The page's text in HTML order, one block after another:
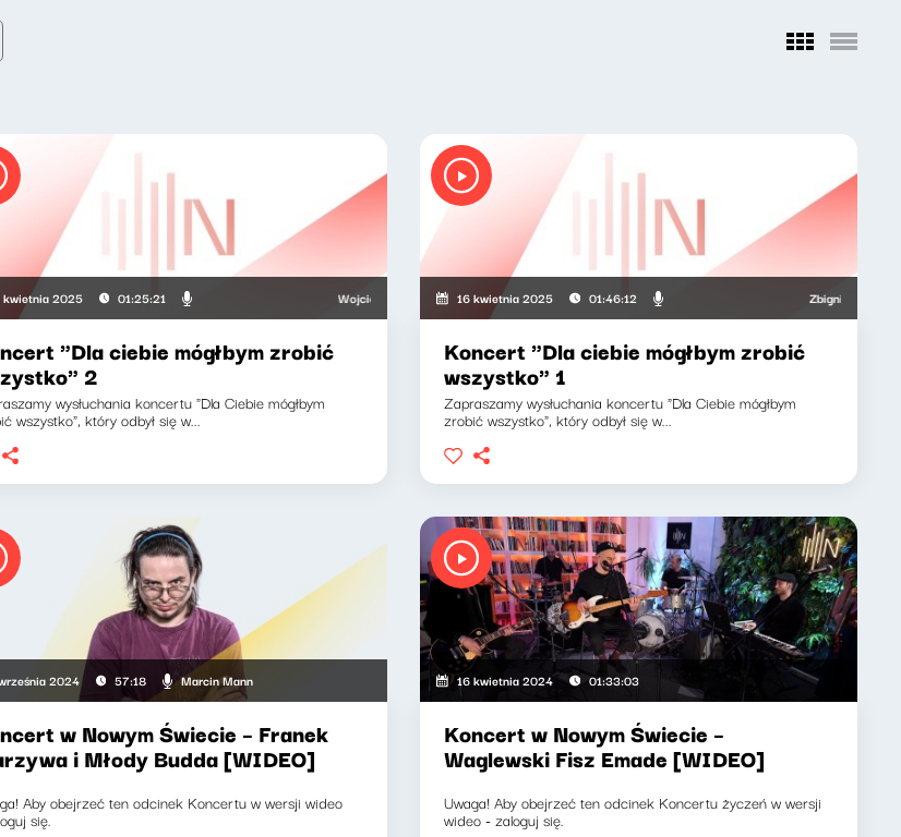
kwietnia 2025 01:25:21 Wojciech Mann, Krzysztof Materna
"Dla ciebie mógłbym zrobić
2
wysłuchania koncertu "Dla Ciebie mógłbym
wszystko", który odbył się w...
16 kwietnia 2025 01:46:12 Zbigniew
Koncert "Dla ciebie mógłbym zrobić
wszystko" 1
Zapraszamy wysłuchania koncertu "Dla Ciebie mógłbym
zrobić wszystko", który odbył się w...
2024 57:18 Marcin Mann
w Nowym Świecie – Franek
i Młody Budda [WIDEO]
Aby obejrzeć ten odcinek Koncertu w wersji wideo
się.
16 kwietnia 2024 01:33:03
Koncert w Nowym Świecie –
Waglewski Fisz Emade [WIDEO]
Uwaga! Aby obejrzeć ten odcinek Koncertu życzeń w wersji
wideo - zaloguj się.